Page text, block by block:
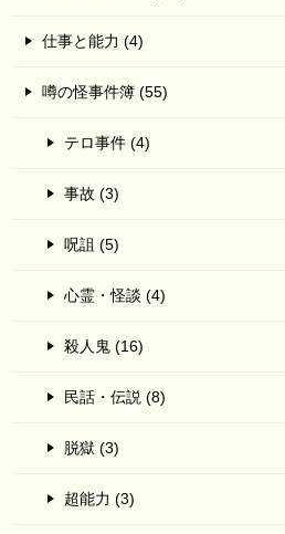
仕事と能力 (4)
噂の怪事件簿 (55)
テロ事件 (4)
事故 (3)
呪詛 (5)
心霊・怪談 (4)
殺人鬼 (16)
民話・伝説 (8)
脱獄 (3)
超能力 (3)